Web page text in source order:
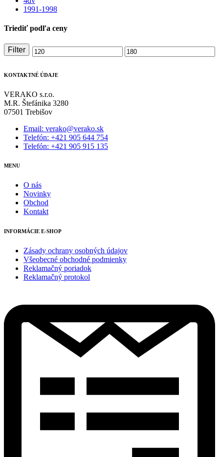
1991-1998
Triediť podľa ceny
Minimálna Maximálna
Filter
KONTAKTNÉ ÚDAJE
VERAKO s.r.o.
M.R. Štefánika 3280
07501 Trebišov
Email: verako@verako.sk
Telefón: +421 905 644 754
Telefón: +421 905 915 135
MENU
O nás
Novinky
Obchod
Kontakt
INFORMÁCIE E-SHOP
Zásady ochrany osobných údajov
Všeobecné obchodné podmienky
Reklamačný poriadok
Reklamačný protokol